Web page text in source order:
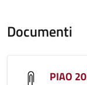
Documenti
PIAO